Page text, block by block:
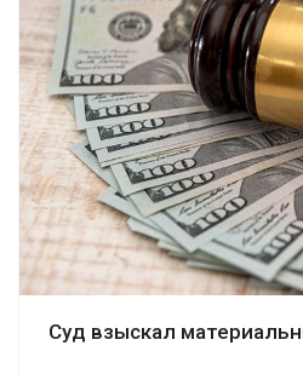
Смотреть
Суд взыскал